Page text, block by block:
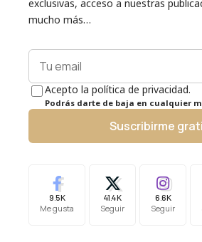
exclusivas, acceso a nuestras
mucho más…
Acepto la política de privacidad.
Podrás darte de baja en cualquier
Suscribirme
9.5K
Me gusta
41.4K
Seguir
6.6K
Seguir